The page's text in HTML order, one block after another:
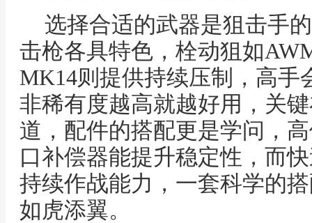
选择合适的武器是狙击手
击枪各具特色，栓动狙如
MK14则提供持续压制，高手
非稀有度越高就越好用，关
道，配件的搭配更是学问，
口补偿器能提升稳定性，而
持续作战能力，一套科学的
如虎添翼。